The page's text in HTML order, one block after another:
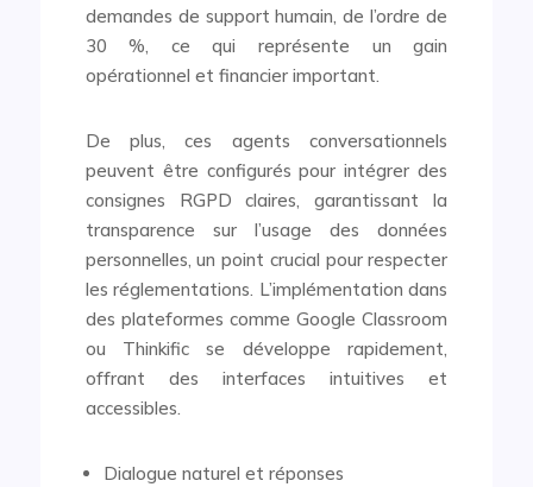
demandes de support humain, de l’ordre de
30 %, ce qui représente un gain
opérationnel et financier important.
De plus, ces agents conversationnels
peuvent être configurés pour intégrer des
consignes RGPD claires, garantissant la
transparence sur l’usage des données
personnelles, un point crucial pour respecter
les réglementations. L’implémentation dans
des plateformes comme Google Classroom
ou Thinkific se développe rapidement,
offrant des interfaces intuitives et
accessibles.
Dialogue naturel et réponses